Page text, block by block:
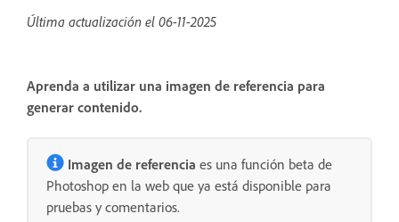
Última actualización el 06-11-2025
Aprenda a utilizar una imagen de referencia para
generar contenido.
Imagen de referencia es una función beta de
Photoshop en la web que ya está disponible para
pruebas y comentarios.